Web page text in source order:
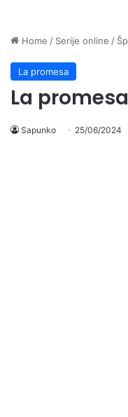
Home / Serije online /
La promesa
La
Sapunko 25/06/2024